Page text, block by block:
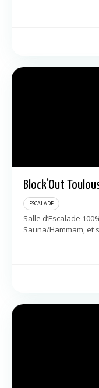
Block’Out
ESCALADE
Salle d’Escalade
Sauna/Hammam, et